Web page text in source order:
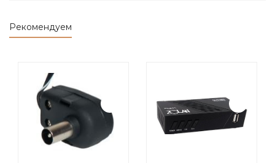
Рекомендуем